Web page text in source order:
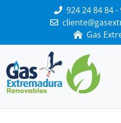
924 24 84 84 -
Gas